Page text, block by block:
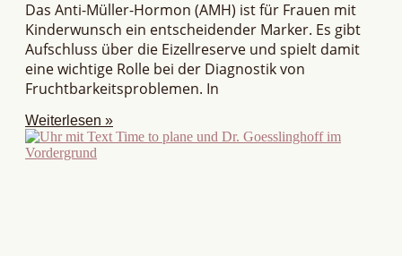
Das Anti-Müller-Hormon (AMH) ist für Frauen mit
Kinderwunsch ein entscheidender Marker. Es gibt
Aufschluss über die Eizellreserve und spielt damit
eine wichtige Rolle bei der Diagnostik von
Fruchtbarkeitsproblemen. In
Weiterlesen »